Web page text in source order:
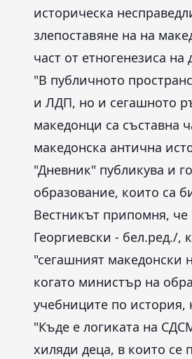
историческа
злепоставяне на на
част от етногенезиса
"В публичното
и ЛДП, но и сегашното
македонци са съставна
македонска антична
"Дневник" публикува и
образование, които са
Вестникът припомня,
Георгиевски - бел.ред./,
"сегашният македонски
когато министър на
учебниците по
"Къде е логиката на
хиляди деца, в които се